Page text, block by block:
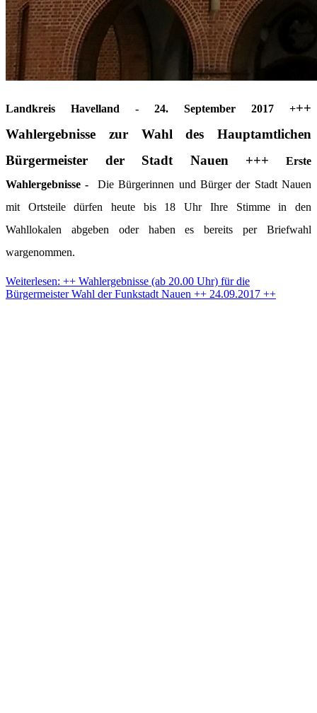
Landkreis Havelland - 24. September 2017 +++
Wahlergebnisse zur Wahl des Hauptamtlichen
Bürgermeister der Stadt Nauen +++ Erste
Wahlergebnisse - Die Bürgerinnen und Bürger der Stadt Nauen
mit Ortsteile dürfen heute bis 18 Uhr Ihre Stimme in den
Wahllokalen abgeben oder haben es bereits per Briefwahl
wargenommen.
Weiterlesen: ++ Wahlergebnisse (ab 20.00 Uhr) für die
Bürgermeister Wahl der Funkstadt Nauen ++ 24.09.2017 ++